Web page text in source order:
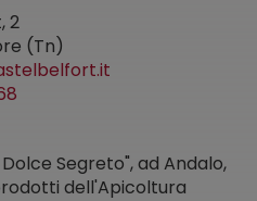
2
(Tn)
Segreto", ad Andalo,
dell'Apicoltura